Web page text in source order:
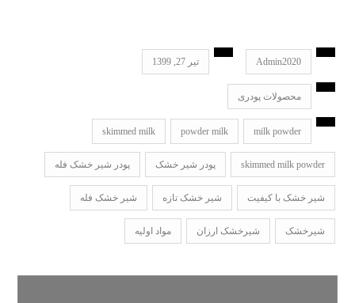
Admin2020 تیر 27, 1399
محصولات پودری
milk powder
powder milk
skimmed milk
skimmed milk powder پودر شیر خشک پودر شیر خشک فله
شیر خشک با کیفیت شیر خشک تازه شیر خشک فله
شیرخشک شیرخشک ارزان مواد اولیه